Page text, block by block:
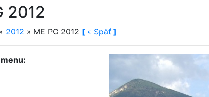
2012
» 2012 » ME PG 2012 [ « Späť ]